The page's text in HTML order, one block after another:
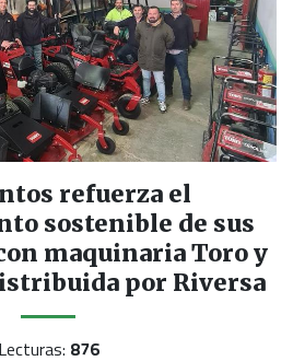
refuerza el
sostenible de sus
maquinaria Toro y
por Riversa
Lecturas: 876